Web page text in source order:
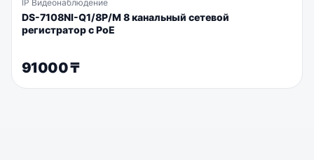
IP Видеонаблюдение
DS-7108NI-Q1/8P/M 8 канальный сетевой
регистратор с PoE
91000₸